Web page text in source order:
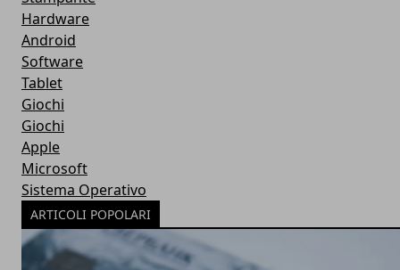
Hardware
Android
Software
Tablet
Giochi
Giochi
Apple
Microsoft
Sistema Operativo
ARTICOLI POPOLARI